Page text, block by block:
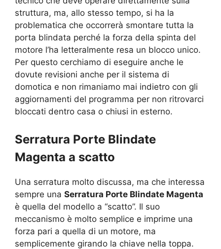
struttura, ma, allo stesso tempo, si ha la
problematica che occorrerà smontare tutta la
porta blindata perché la forza della spinta del
motore l’ha letteralmente resa un blocco unico.
Per questo cerchiamo di eseguire anche le
dovute revisioni anche per il sistema di
domotica e non rimaniamo mai indietro con gli
aggiornamenti del programma per non ritrovarci
bloccati dentro casa o chiusi in esterno.
Serratura Porte Blindate
Magenta a scatto
Una serratura molto discussa, ma che interessa
sempre una Serratura Porte Blindate Magenta
è quella del modello a “scatto”. Il suo
meccanismo è molto semplice e imprime una
forza pari a quella di un motore, ma
semplicemente girando la chiave nella toppa.